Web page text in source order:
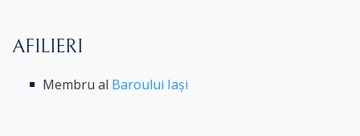
AFILIERI
Membru al Baroului Iași